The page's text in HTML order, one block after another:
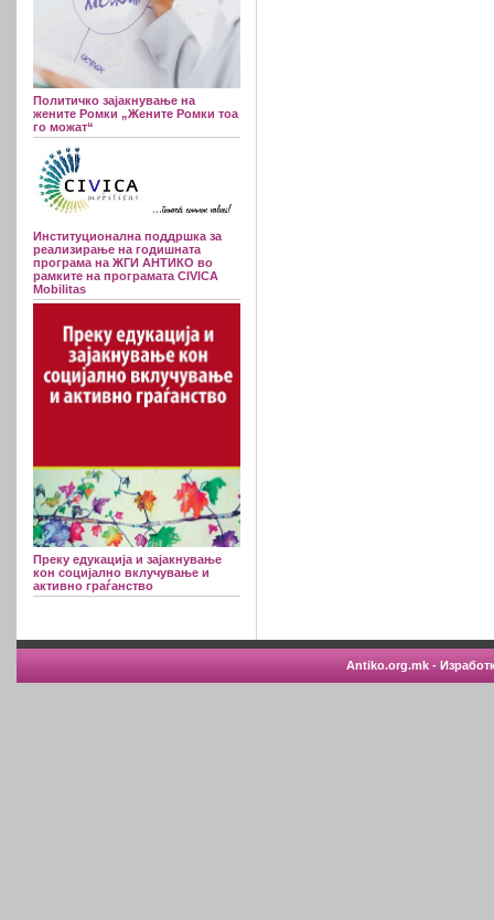
Политичко зајакнување на
жените Ромки „Жените Ромки тоа
го можат“
Институционална поддршка за
реализирање на годишната
програма на ЖГИ АНТИКО во
рамките на програмата CIVICA
Mobilitas
Преку едукација и зајакнување
кон социјално вклучување и
активно граѓанство
Antiko.org.mk -